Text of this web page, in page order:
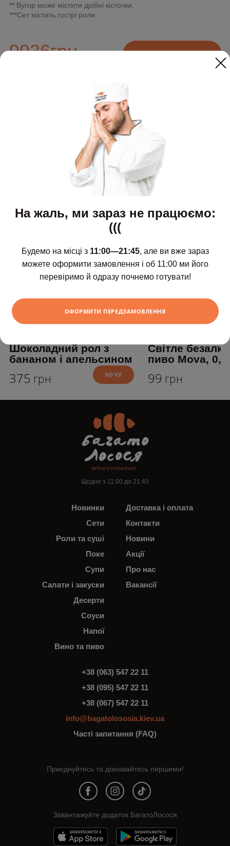
** Вугор може містити дрібні кісточки.
***Сет містить гострі роли.
9936грн ХОЧУ
Додайте до замовлення
Шоколадний рол з
бананом і апельсином
375 грн ХОЧУ
Світле
пиво Mova,
99 грн
Щодня з 11:00 до 21:45
Новинки
Сети
Роли та суші
Поке
Супи
Салати і закуски
Десерти
Соуси
Напої
Вино та пиво
Доставка і оплата
Контакти
Новини
Акції
Про нас
Вакансії
+38 (063) 547 22 11
+38 (095) 547 22 11
+38 (067) 547 22 11
info@bagatolososia.kiev.ua
Часті запитання (FAQ)
Завантажуйте додаток БагатоЛосося
Приєднуйтесь та дізнавайтесь першими!
На жаль, ми зараз не працюємо:
(((
Будемо на місці з 11:00—21:45, але ви вже зараз
можете оформити замовлення і об 11:00 ми його
перевіримо й одразу почнемо готувати!
ОФОРМИТИ ПЕРЕДЗАМОВЛЕННЯ